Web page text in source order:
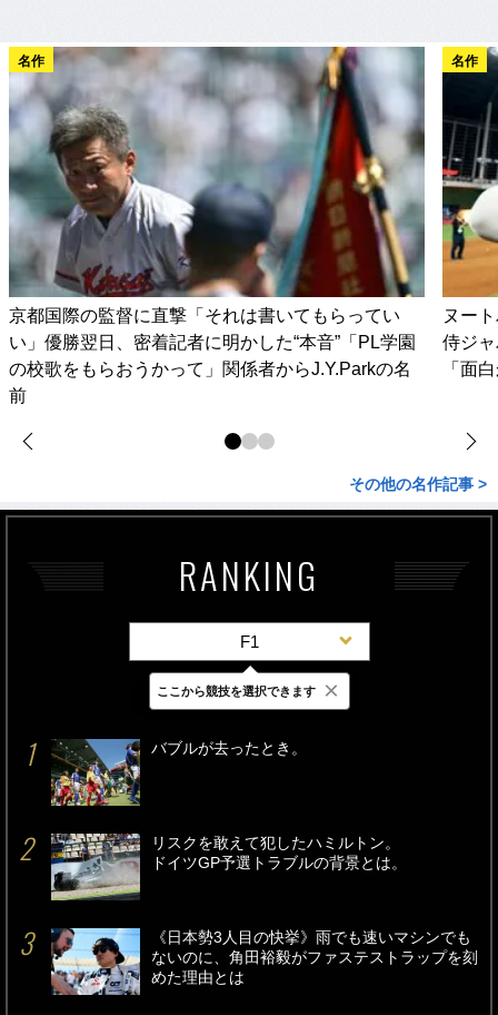
名作
京都国際の監督に直撃「それは書いてもらってい
い」優勝翌日、密着記者に明かした“本音”「PL学園
の校歌をもらおうかって」関係者からJ.Y.Parkの名
前
名作
ヌー
侍ジ
「面
その他の名作記事 >
RANKING
F1
最新 24時間 週間
バブルが去ったとき。
リスクを敢えて犯したハミルトン。
ドイツGP予選トラブルの背景とは。
《日本勢3人目の快挙》雨でも速いマシンでも
ないのに、角田裕毅がファステストラップを刻
めた理由とは
ここから競技を選択できます ×